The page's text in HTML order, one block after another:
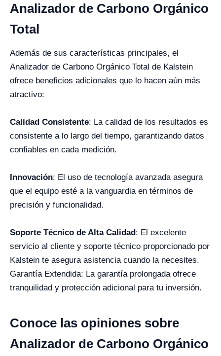
Analizador de Carbono Orgánico
Total
Además de sus características principales, el
Analizador de Carbono Orgánico Total de Kalstein
ofrece beneficios adicionales que lo hacen aún más
atractivo:
Calidad Consistente: La calidad de los resultados es
consistente a lo largo del tiempo, garantizando datos
confiables en cada medición.
Innovación: El uso de tecnología avanzada asegura
que el equipo esté a la vanguardia en términos de
precisión y funcionalidad.
Soporte Técnico de Alta Calidad: El excelente
servicio al cliente y soporte técnico proporcionado por
Kalstein te asegura asistencia cuando la necesites.
Garantía Extendida: La garantía prolongada ofrece
tranquilidad y protección adicional para tu inversión.
Conoce las opiniones sobre
Analizador de Carbono Orgánico